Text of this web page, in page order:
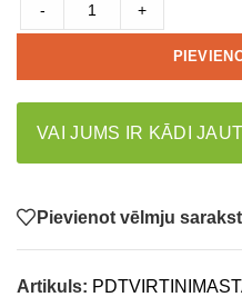
- +
VAI JUMS IR KĀDI
Pievienot vēlmju
Artikuls: